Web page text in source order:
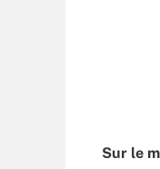
Sur le